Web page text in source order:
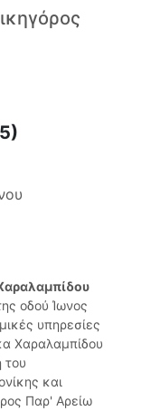
οδού Ίωνος
υπηρεσίες
Χαραλαμπίδου
του
και
Παρ' Αρείω